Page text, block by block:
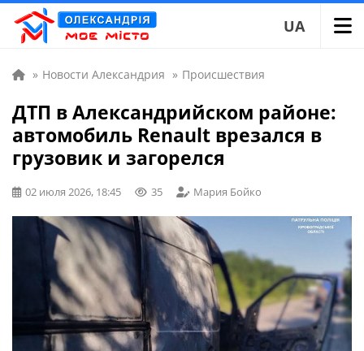
UA
» Новости Александрия » Происшествия
ДТП в Александрийском районе:
автомобиль Renault врезался в
грузовик и загорелся
02 июля 2026, 18:45 35 Мария Бойко